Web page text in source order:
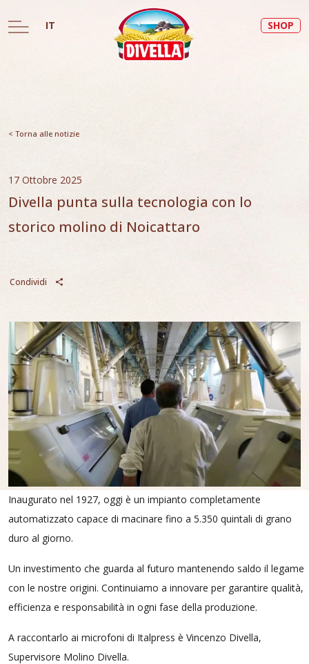
IT SHOP
< Torna alle notizie
17 Ottobre 2025
Divella punta sulla tecnologia con lo
storico molino di Noicattaro
Condividi
Inaugurato nel 1927, oggi è un impianto completamente
automatizzato capace di macinare fino a 5.350 quintali di grano
duro al giorno.
Un investimento che guarda al futuro mantenendo saldo il legame
con le nostre origini. Continuiamo a innovare per garantire qualità,
efficienza e responsabilità in ogni fase della produzione.
A raccontarlo ai microfoni di Italpress è Vincenzo Divella,
Supervisore Molino Divella.